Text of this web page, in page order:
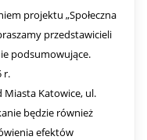
projektu „Społeczna
przedstawicieli
podsumowujące.
r.
Miasta Katowice, ul.
będzie również
efektów